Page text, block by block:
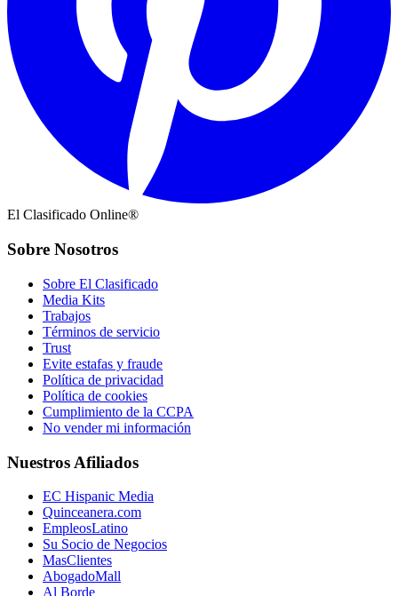
El Clasificado Online®
Sobre Nosotros
Sobre El Clasificado
Media Kits
Trabajos
Términos de servicio
Trust
Evite estafas y fraude
Política de privacidad
Política de cookies
Cumplimiento de la CCPA
No vender mi información
Nuestros Afiliados
EC Hispanic Media
Quinceanera.com
EmpleosLatino
Su Socio de Negocios
MasClientes
AbogadoMall
Al Borde